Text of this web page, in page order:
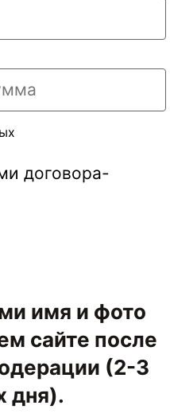
договора-
имя и фото
сайте после
(2-3
дня).